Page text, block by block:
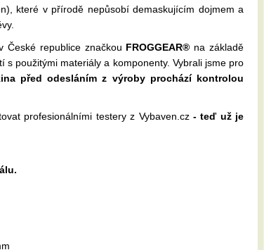
které v přírodě nepůsobí demaskujícím dojmem a
České republice značkou FROGGEAR® na základě
použitými materiály a komponenty. Vybrali jsme pro
před odesláním z výroby prochází kontrolou
profesionálními testery z Vybaven.cz - teď už je